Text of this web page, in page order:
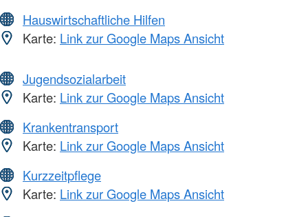
Hauswirtschaftliche Hilfen
Karte: Link zur Google Maps Ansicht
Jugendsozialarbeit
Karte: Link zur Google Maps Ansicht
Krankentransport
Karte: Link zur Google Maps Ansicht
Kurzzeitpflege
Karte: Link zur Google Maps Ansicht